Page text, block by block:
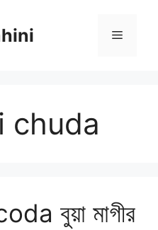
Menu
chuda
বুয়া মাগীর